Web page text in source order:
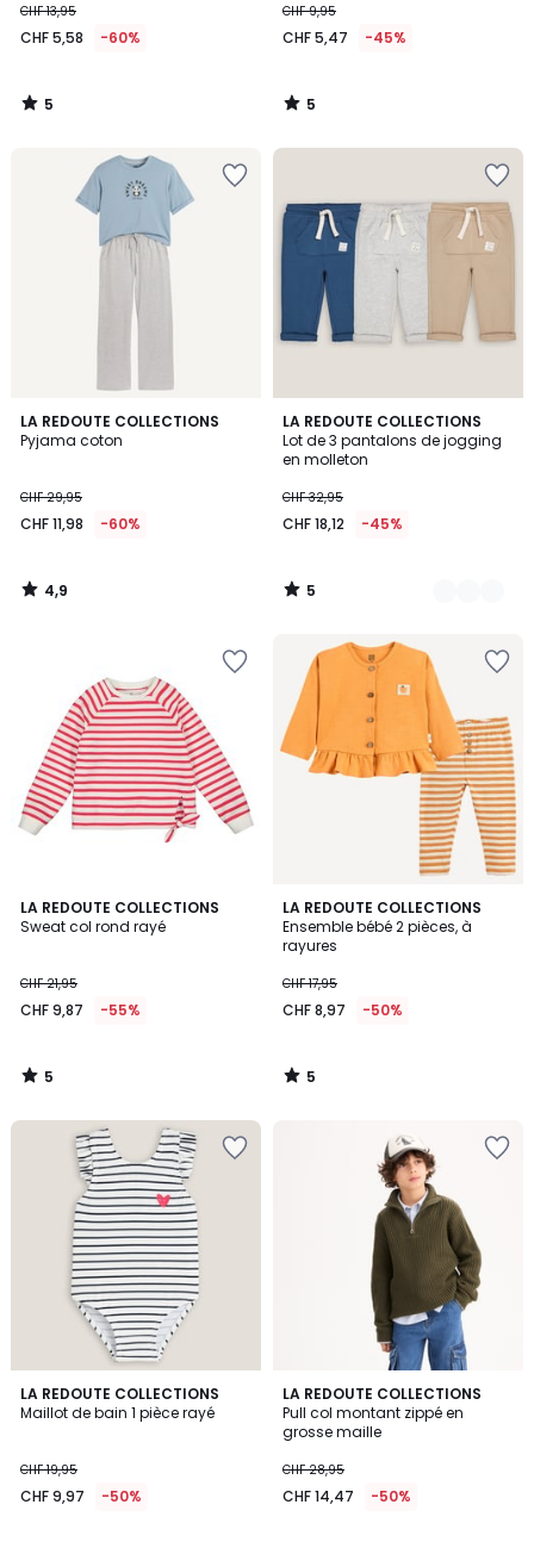
CHF 13,95
CHF 5,58 -60%
5
/
CHF 9,95
CHF 5,47 -45%
5
/
LA REDOUTE COLLECTIONS
Pyjama coton
CHF 29,95
CHF 11,98 -60%
4,9
/ 5
4,9
/
LA REDOUTE COLLECTIONS
Lot de 3 pantalons de jogging
en molleton
CHF 32,95
CHF 18,12 -45%
5
/
5
2
Couleurs
5
/
LA REDOUTE COLLECTIONS
Sweat col rond rayé
CHF 21,95
CHF 9,87 -55%
5
/
5
/
LA REDOUTE COLLECTIONS
Ensemble bébé 2 pièces, à
rayures
CHF 17,95
CHF 8,97 -50%
5
/
5
5
/
LA REDOUTE COLLECTIONS
Maillot de bain 1 pièce rayé
CHF 19,95
CHF 9,97 -50%
4,2
/ 5
LA REDOUTE COLLECTIONS
Pull col montant zippé en
grosse maille
CHF 28,95
CHF 14,47 -50%
4,5
/ 5